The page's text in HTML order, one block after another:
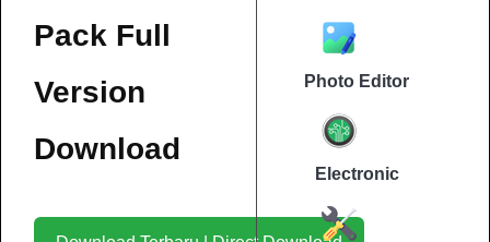
Pack Full
Version
Download
Photo Editor
Electronic